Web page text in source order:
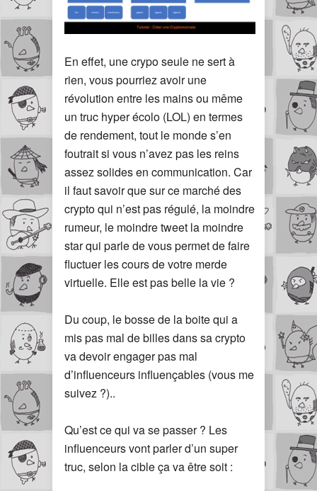
En effet, une crypo seule ne sert à
rien, vous pourriez avoir une
révolution entre les mains ou même
un truc hyper écolo (LOL) en termes
de rendement, tout le monde s’en
foutrait si vous n’avez pas les reins
assez solides en communication. Car
il faut savoir que sur ce marché des
crypto qui n’est pas régulé, la moindre
rumeur, le moindre tweet la moindre
star qui parle de vous permet de faire
fluctuer les cours de votre merde
virtuelle. Elle est pas belle la vie ?
Du coup, le bosse de la boite qui a
mis pas mal de billes dans sa crypto
va devoir engager pas mal
d’influenceurs influençables (vous me
suivez ?)..
Qu’est ce qui va se passer ? Les
influenceurs vont parler d’un super
truc, selon la cible ça va être soit :